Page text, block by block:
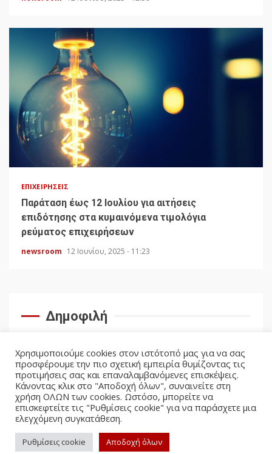
ΕΠΙΧΕΙΡΉΣΕΙΣ
Παράταση έως 12 Ιουλίου για αιτήσεις
επιδότησης στα κυμαινόμενα τιμολόγια
ρεύματος επιχειρήσεων
newsroom 12 Ιουνίου, 2025 - 11:23
Δημοφιλή
Χρησιμοποιούμε cookies στον ιστότοπό μας για να σας
προσφέρουμε την πιο σχετική εμπειρία θυμίζοντας τις
προτιμήσεις σας και επαναλαμβανόμενες επισκέψεις.
Κάνοντας κλικ στο "Αποδοχή όλων", συναινείτε στη
χρήση ΟΛΩΝ των cookies. Ωστόσο, μπορείτε να
επισκεφτείτε τις "Ρυθμίσεις cookie" για να παράσχετε μια
ελεγχόμενη συγκατάθεση.
Ρυθμίσεις cookie Αποδοχή όλων